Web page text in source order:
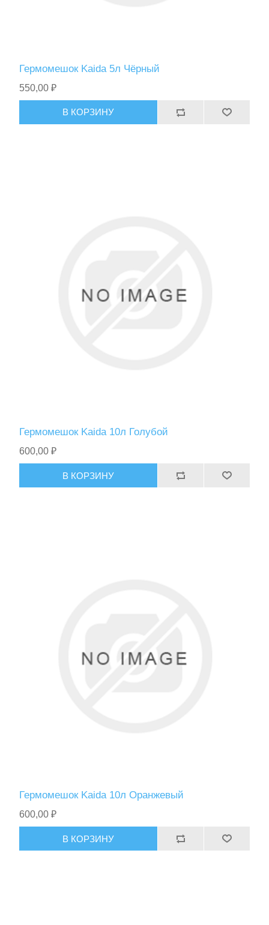
Гермомешок Kaida 5л Чёрный
550,00 ₽
В КОРЗИНУ
Гермомешок Kaida 10л Голубой
600,00 ₽
В КОРЗИНУ
Гермомешок Kaida 10л Оранжевый
600,00 ₽
В КОРЗИНУ